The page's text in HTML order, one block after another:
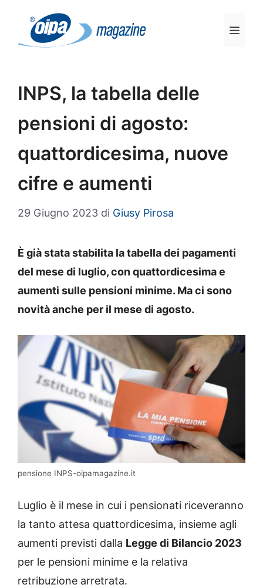
contenuto
INPS, la tabella delle
pensioni di agosto:
quattordicesima, nuove
cifre e aumenti
29 Giugno 2023 di Giusy Pirosa
È già stata stabilita la tabella dei pagamenti
del mese di luglio, con quattordicesima e
aumenti sulle pensioni minime. Ma ci sono
novità anche per il mese di agosto.
pensione INPS-oipamagazine.it
Luglio è il mese in cui i pensionati riceveranno
la tanto attesa quattordicesima, insieme agli
aumenti previsti dalla Legge di Bilancio 2023
per le pensioni minime e la relativa
retribuzione arretrata.